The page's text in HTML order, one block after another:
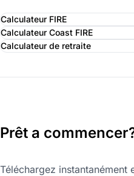
Calculateur FIRE
Calculateur Coast FIRE
Calculateur de retraite
Prêt a
Téléchargez